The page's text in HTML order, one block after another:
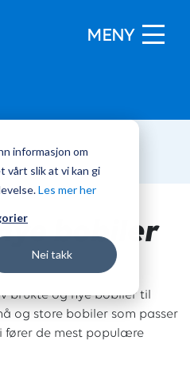
informasjon om
vårt slik at vi kan gi
Les mer her
Nei takk
MENY
bobiler
brukte og nye bobiler til
og store bobiler som passer
fører de mest populære